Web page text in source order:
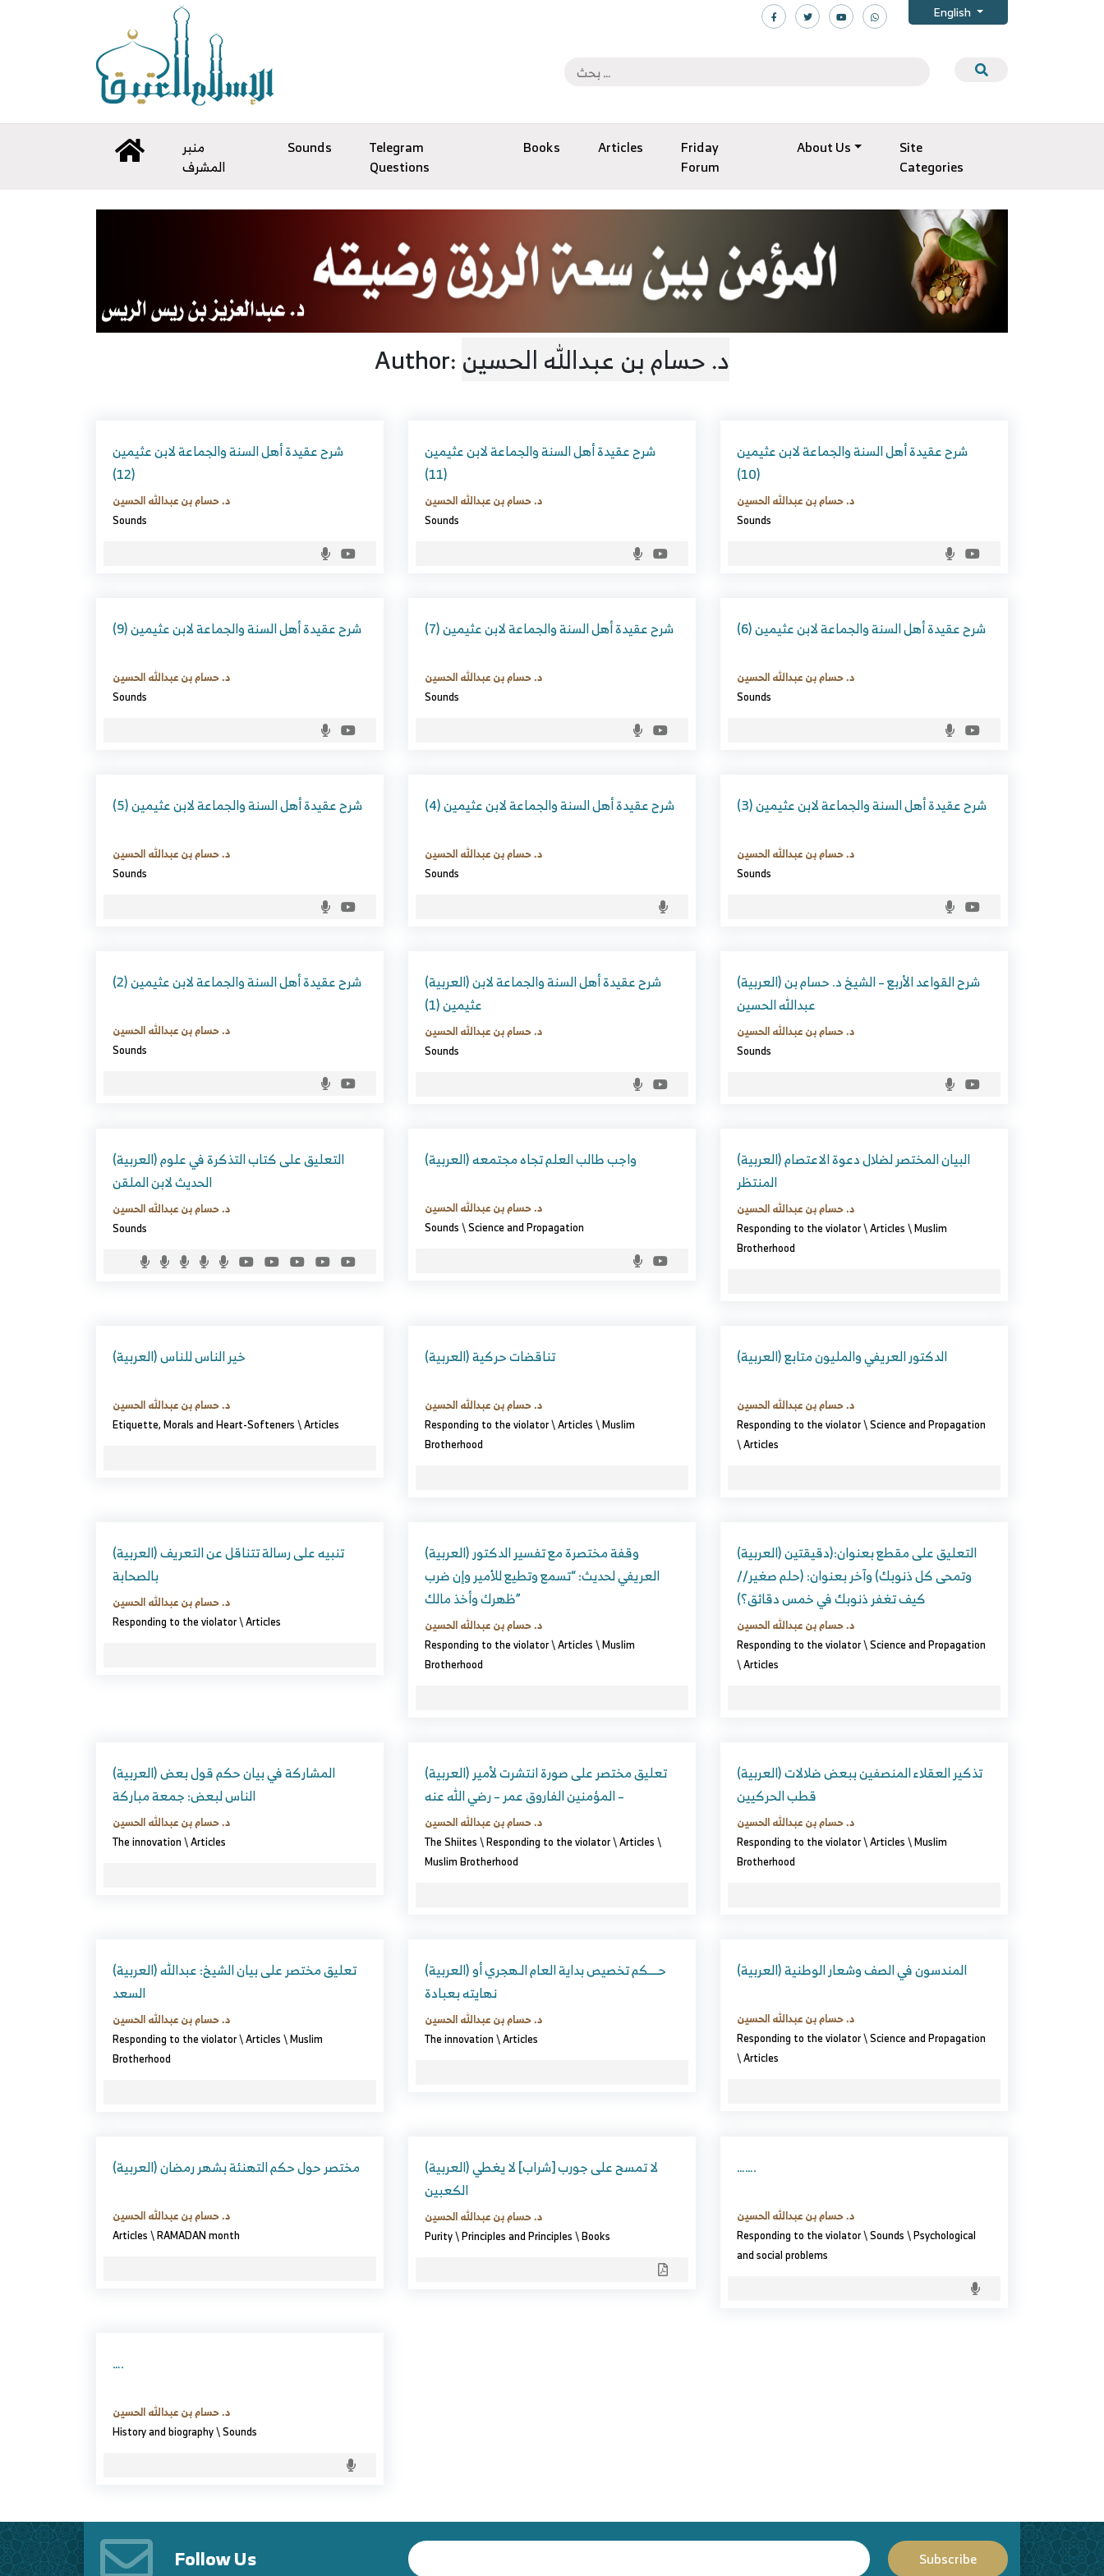
English
منبر
المشرف
Sounds
Telegram
Questions
Books Articles
Friday
Forum
About Us
Site
Categories
Author:د. حسام بن عبدالله الحسين
شرح عقيدة أهل السنة والجماعة لابن عثيمين
(12)
د. حسام بن عبدالله الحسين
Sounds
شرح عقيدة أهل السنة والجماعة لابن عثيمين
(11)
د. حسام بن عبدالله الحسين
Sounds
شرح عقيدة أهل السنة والجماعة لابن عثيمين
(10)
د. حسام بن عبدالله الحسين
Sounds
شرح عقيدة أهل السنة والجماعة لابن عثيمين (9)
د. حسام بن عبدالله الحسين
Sounds
شرح عقيدة أهل السنة والجماعة لابن عثيمين (7)
د. حسام بن عبدالله الحسين
Sounds
شرح عقيدة أهل السنة والجماعة لابن عثيمين (6)
د. حسام بن عبدالله الحسين
Sounds
شرح عقيدة أهل السنة والجماعة لابن عثيمين (5)
د. حسام بن عبدالله الحسين
Sounds
شرح عقيدة أهل السنة والجماعة لابن عثيمين (4)
د. حسام بن عبدالله الحسين
Sounds
شرح عقيدة أهل السنة والجماعة لابن عثيمين (3)
د. حسام بن عبدالله الحسين
Sounds
شرح عقيدة أهل السنة والجماعة لابن عثيمين (2)
د. حسام بن عبدالله الحسين
Sounds
(العربية) شرح عقيدة أهل السنة والجماعة لابن
عثيمين (1)
د. حسام بن عبدالله الحسين
Sounds
(العربية) شرح القواعد الأربع – الشيخ د. حسام بن
عبدالله الحسين
د. حسام بن عبدالله الحسين
Sounds
(العربية) التعليق على كتاب التذكرة في علوم
الحديث لابن الملقن
د. حسام بن عبدالله الحسين
Sounds
(العربية) واجب طالب العلم تجاه مجتمعه
د. حسام بن عبدالله الحسين
Sounds\Science and Propagation
(العربية) البيان المختصر لضلال دعوة الاعتصام
المنتظر
د. حسام بن عبدالله الحسين
Responding to the violator\Articles\Muslim
Brotherhood
(العربية) خير الناس للناس
د. حسام بن عبدالله الحسين
Etiquette, Morals and Heart-Softeners\Articles
(العربية) تناقضات حركية
د. حسام بن عبدالله الحسين
Responding to the violator\Articles\Muslim
Brotherhood
(العربية) الدكتور العريفي والمليون متابع
د. حسام بن عبدالله الحسين
Responding to the violator\Science and Propagation
\Articles
(العربية) تنبيه على رسالة تتناقل عن التعريف
بالصحابة
د. حسام بن عبدالله الحسين
Responding to the violator\Articles
(العربية) وقفة مختصرة مع تفسير الدكتور
العريفي لحديث: “تسمع وتطيع للأمير وإن ضرب
ظهرك وأخذ مالك”
د. حسام بن عبدالله الحسين
Responding to the violator\Articles\Muslim
Brotherhood
(العربية) التعليق على مقطع بعنوان:(دقيقتين
وتمحى كل ذنوبك) وآخر بعنوان: (حلم صغير//
كيف تغفر ذنوبك في خمس دقائق؟)
د. حسام بن عبدالله الحسين
Responding to the violator\Science and Propagation
\Articles
(العربية) المشاركة في بيان حكم قول بعض
الناس لبعض: جمعة مباركة
د. حسام بن عبدالله الحسين
The innovation\Articles
(العربية) تعليق مختصر على صورة انتشرت لأمير
المؤمنين الفاروق عمر – رضي الله عنه –
د. حسام بن عبدالله الحسين
The Shiites\Responding to the violator\Articles\
Muslim Brotherhood
(العربية) تذكير العقلاء المنصفين ببعض ضلالات
قطب الحركيين
د. حسام بن عبدالله الحسين
Responding to the violator\Articles\Muslim
Brotherhood
(العربية) تعليق مختصر على بيان الشيخ: عبدالله
السعد
د. حسام بن عبدالله الحسين
Responding to the violator\Articles\Muslim
Brotherhood
(العربية) حــــكم تخصيص بداية العام الـهجري أو
د. حسام بن عبدالله الحسين
The innovation\Articles
(العربية) المندسون في الصف وشعار الوطنية
د. حسام بن عبدالله الحسين
Responding to the violator\Science and Propagation
\Articles
(العربية) مختصر حول حكم التهنئة بشهر رمضان
د. حسام بن عبدالله الحسين
Articles\RAMADAN month
(العربية) لا تمسح على جورب [شراب] لا يغطي
الكعبين
د. حسام بن عبدالله الحسين
Purity\Principles and Principles\Books
…….
د. حسام بن عبدالله الحسين
Responding to the violator\Sounds\Psychological
and social problems
….
د. حسام بن عبدالله الحسين
History and biography\Sounds
Follow Us